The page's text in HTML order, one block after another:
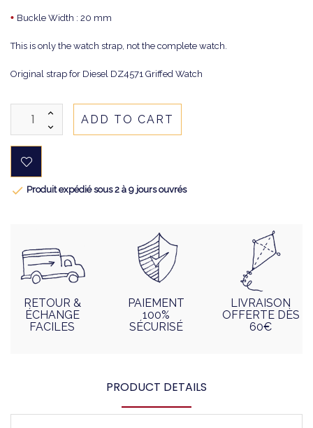
• Buckle Width : 20 mm
This is only the watch strap, not the complete watch.
Original strap for Diesel DZ4571 Griffed Watch
ADD TO CART
 Produit expédié sous 2 à 9 jours ouvrés
RETOUR &
ÉCHANGE
FACILES
PAIEMENT
100%
SÉCURISÉ
LIVRAISON
OFFERTE DÈS
60€
PRODUCT DETAILS